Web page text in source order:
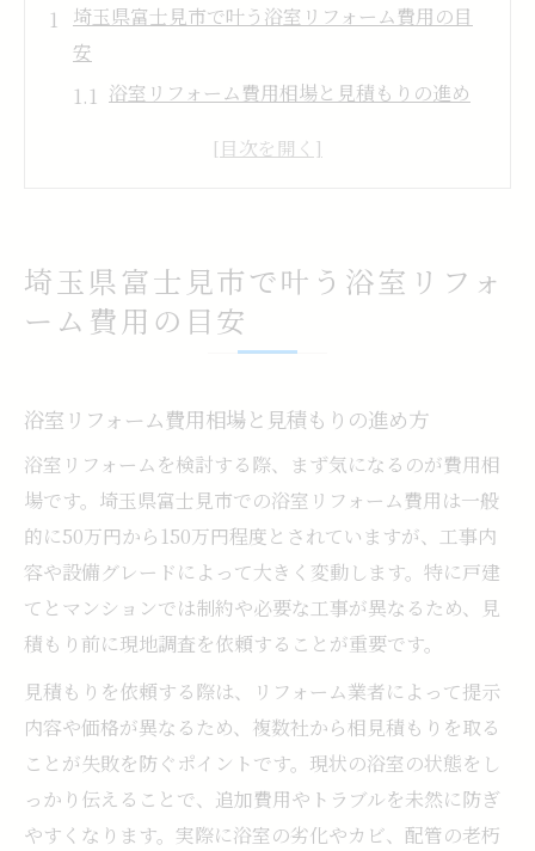
埼玉県富士見市で叶う浴室リフォーム費用の目
安
浴室リフォーム費用相場と見積もりの進め
埼玉県富士見市での費用比較のコツ
快適空間を目指す浴室リフォームの計画術
浴室リフォーム成功のための事前チェック
機能性アップを叶える浴室リフォームの工
夫
暮らしに合う浴室リフォームプランの考え
方
浴室リフォーム期間と計画スケジュールの
立て方
浴室リフォーム費用を抑えるコツと注意点
浴室リフォーム費用を安く抑える具体策
見積もり比較で分かる費用削減のポイント
埼玉県富士見市で叶う浴室リフォ
ーム費用の目安
浴室リフォーム費用相場と見積もりの進め方
浴室リフォームを検討する際、まず気になるのが費用相
場です。埼玉県富士見市での浴室リフォーム費用は一般
的に50万円から150万円程度とされていますが、工事内
容や設備グレードによって大きく変動します。特に戸建
てとマンションでは制約や必要な工事が異なるため、見
積もり前に現地調査を依頼することが重要です。
見積もりを依頼する際は、リフォーム業者によって提示
内容や価格が異なるため、複数社から相見積もりを取る
ことが失敗を防ぐポイントです。現状の浴室の状態をし
っかり伝えることで、追加費用やトラブルを未然に防ぎ
やすくなります。実際に浴室の劣化やカビ、配管の老朽